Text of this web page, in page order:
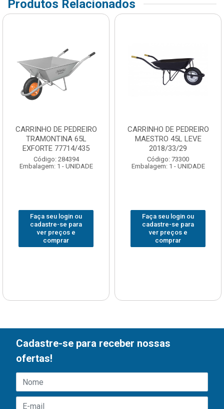
Produtos Relacionados
CARRINHO DE PEDREIRO
TRAMONTINA 65L
EXFORTE 77714/435
Código: 284394
Embalagem: 1 - UNIDADE
Faça seu login ou
cadastre-se para
ver preços e
comprar
CARRINHO DE PEDREIRO
MAESTRO 45L LEVE
2018/33/29
Código: 73300
Embalagem: 1 - UNIDADE
Faça seu login ou
cadastre-se para
ver preços e
comprar
Cadastre-se para receber nossas
ofertas!